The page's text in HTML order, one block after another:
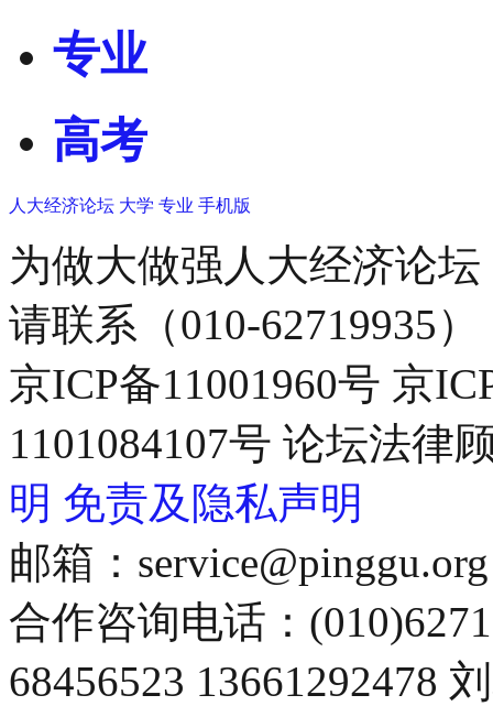
专业
高考
人大经济论坛 大学 专业 手机版
为做大做强人大经济论
请联系（010-62719935）
京ICP备11001960号 京
1101084107号 论坛法律
明 免责及隐私声明
邮箱：service@pinggu.org
合作咨询电话：
68456523 13661292478